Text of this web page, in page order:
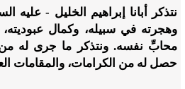
نتذكر أبانا إبراهيم الخليل - عليه
وهجرته في سبيله، وكمال
محابِّ نفسه. ونتذكر ما جرى له من
حصل له من الكرامات، والمقامات